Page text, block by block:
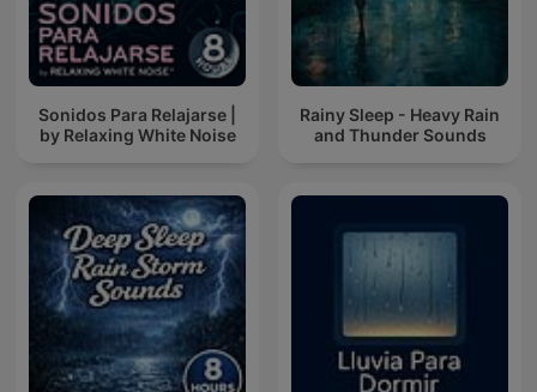
Sonidos Para Relajarse |
by Relaxing White Noise
Rainy Sleep - Heavy Rain
and Thunder Sounds